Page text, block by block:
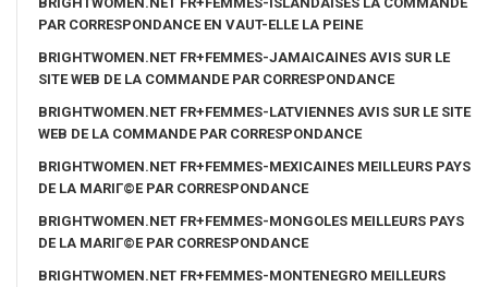
PAR CORRESPONDANCE EN VAUT-ELLE LA PEINE
BRIGHTWOMEN.NET FR+FEMMES-JAMAICAINES AVIS SUR LE
SITE WEB DE LA COMMANDE PAR CORRESPONDANCE
BRIGHTWOMEN.NET FR+FEMMES-LATVIENNES AVIS SUR LE SITE
WEB DE LA COMMANDE PAR CORRESPONDANCE
BRIGHTWOMEN.NET FR+FEMMES-MEXICAINES MEILLEURS PAYS
DE LA MARIГ©E PAR CORRESPONDANCE
BRIGHTWOMEN.NET FR+FEMMES-MONGOLES MEILLEURS PAYS
DE LA MARIГ©E PAR CORRESPONDANCE
BRIGHTWOMEN.NET FR+FEMMES-MONTENEGRO MEILLEURS